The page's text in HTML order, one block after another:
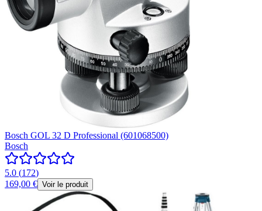
Bosch GOL 32 D Professional (601068500)
Bosch
5.0 (172)
169,00 € Voir le produit